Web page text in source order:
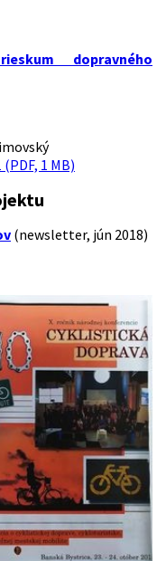
dopravného
1 MB)
(newsletter, jún 2018)